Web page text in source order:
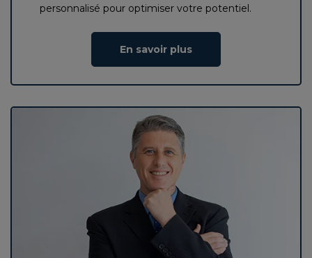
personnalisé pour optimiser votre potentiel.
En savoir plus